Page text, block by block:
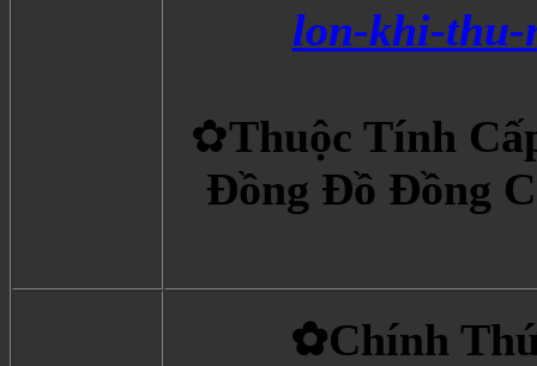
lon-khi-thu-
✿Thuộc Tính
Đồng Đồ Đồng
✿Chính